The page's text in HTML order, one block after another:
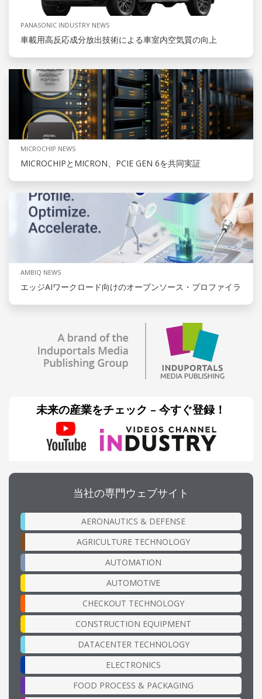
PANASONIC INDUSTRY NEWS
車載用高反応成分放出技術による車室内空気質の向上
MICROCHIP NEWS
MICROCHIPとMICRON、PCIE GEN 6を共同実証
AMBIQ NEWS
エッジAIワークロード向けのオープンソース・プロファイラ
未来の産業をチェック – 今すぐ登録！
当社の専門ウェブサイト
AERONAUTICS & DEFENSE
AGRICULTURE TECHNOLOGY
AUTOMATION
AUTOMOTIVE
CHECKOUT TECHNOLOGY
CONSTRUCTION EQUIPMENT
DATACENTER TECHNOLOGY
ELECTRONICS
FOOD PROCESS & PACKAGING